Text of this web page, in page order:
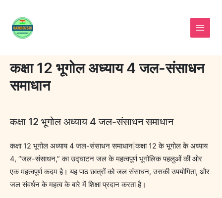
content
कक्षा 12 भूगोल अध्याय 4 जल-संसाधन
समाधान
कक्षा 12 भूगोल अध्याय 4 जल-संसाधन समाधान
कक्षा 12 भूगोल अध्याय 4 जल-संसाधन समाधान|कक्षा 12 के भूगोल के अध्याय
4, “जल-संसाधन,” का उद्घाटन जल के महत्वपूर्ण भूगोलिक पहलुओं की ओर
एक महत्वपूर्ण कदम है। यह पाठ छात्रों को जल संसाधन, उसकी उपयोगिता, और
जल संवर्धन के महत्व के बारे में शिक्षा प्रदान करता है।